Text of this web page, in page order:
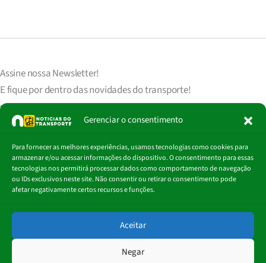
Gerenciar o consentimento
Para fornecer as melhores experiências, usamos tecnologias como cookies para
armazenar e/ou acessar informações do dispositivo. O consentimento para essas
tecnologias nos permitirá processar dados como comportamento de navegação
ou IDs exclusivos neste site. Não consentir ou retirar o consentimento pode
afetar negativamente certos recursos e funções.
Aceitar
Negar
Assine nossaNewsletter!
E fique por dentro das novidades do transporte!
Seu endereço de e-mail
clicando aqui.
Digite
mail…
Assinar
© 2018 - 2026
Portal Notícias do Transporte